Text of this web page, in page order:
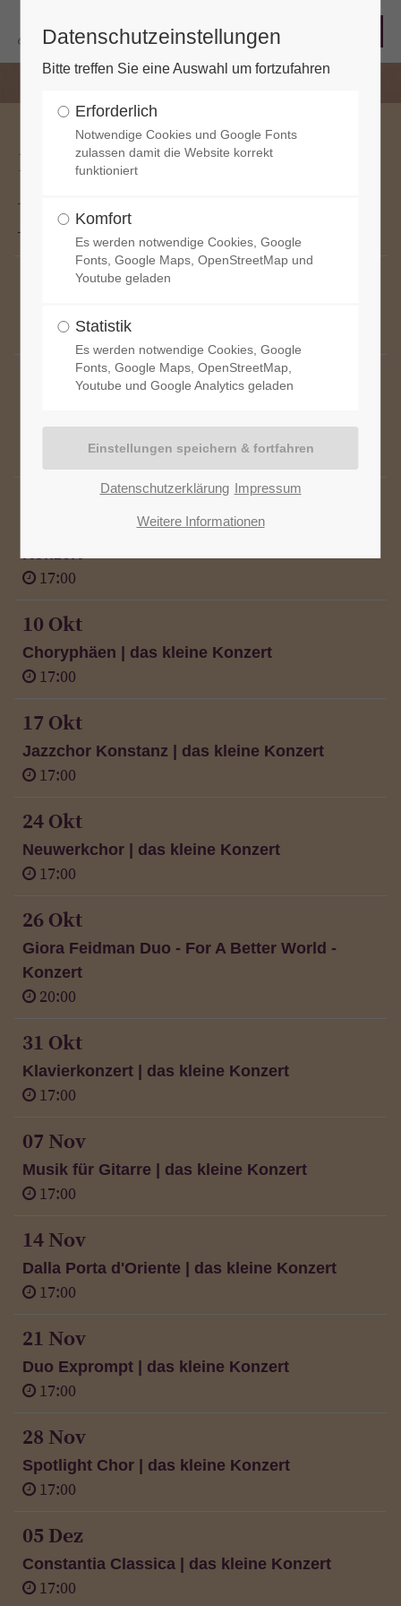
Kulturforum Lutherkirche -
Alle Veranstaltungen
19 Sep
17:00
26 Sep
Konzert
Im Abendrot des Sommers | das kleine
17:00
10 Okt
Choryphäen | das kleine Konzert
17:00
17 Okt
Jazzchor Konstanz | das kleine Konzert
17:00
24 Okt
Neuwerkchor | das kleine Konzert
17:00
26 Okt
Giora Feidman Duo - For A Better World -
Konzert
20:00
31 Okt
Klavierkonzert | das kleine Konzert
17:00
07 Nov
Musik für Gitarre | das kleine Konzert
17:00
14 Nov
Dalla Porta d'Oriente | das kleine Konzert
17:00
21 Nov
Duo Exprompt | das kleine Konzert
17:00
28 Nov
Spotlight Chor | das kleine Konzert
17:00
05 Dez
Constantia Classica | das kleine Konzert
17:00
Datenschutzeinstellungen
Bitte treffen Sie eine Auswahl um fortzufahren
Erforderlich
Notwendige Cookies und Google Fonts
zulassen damit die Website korrekt
funktioniert
Komfort
Es werden notwendige Cookies, Google
Fonts, Google Maps, OpenStreetMap und
Youtube geladen
Statistik
Es werden notwendige Cookies, Google
Fonts, Google Maps, OpenStreetMap,
Youtube und Google Analytics geladen
Datenschutzerklärung Impressum
Weitere Informationen